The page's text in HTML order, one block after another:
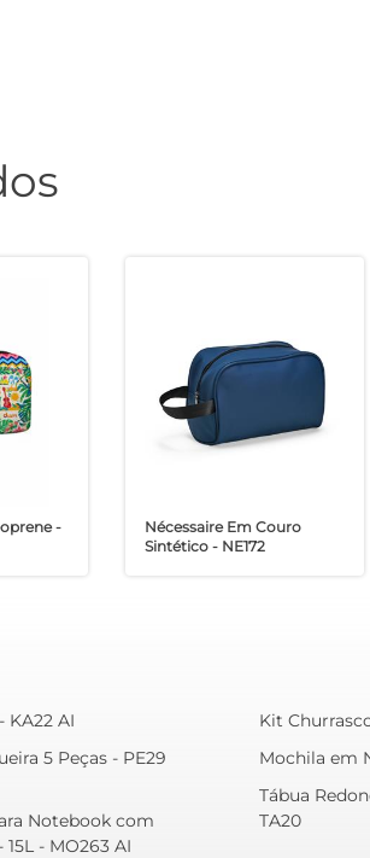
-
Nécessaire Em Couro
Sintético - NE172
KA22 AI
5 Peças - PE29
Notebook com
15L - MO263 AI
Kit
Mochila em
Tábua
TA20